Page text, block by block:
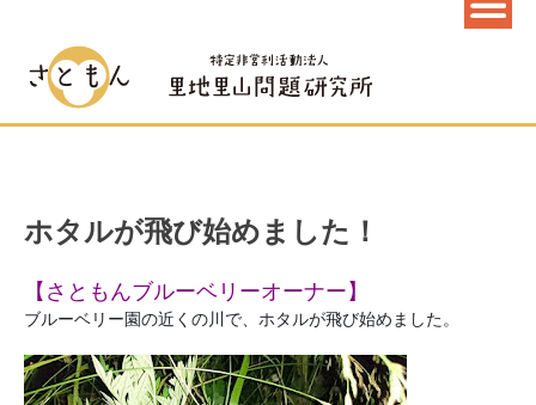
ホタルが飛び始めました！
【さともんブルーベリーオーナー】
ブルーベリー園の近くの川で、ホタルが飛び始めました。